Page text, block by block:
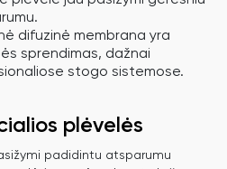
difuzinė membrana yra
sprendimas, dažnai
stogo sistemose.
plėvelės
padidintu atsparumu